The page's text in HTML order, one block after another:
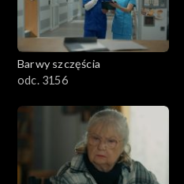
Barwy szczęścia
odc. 3156